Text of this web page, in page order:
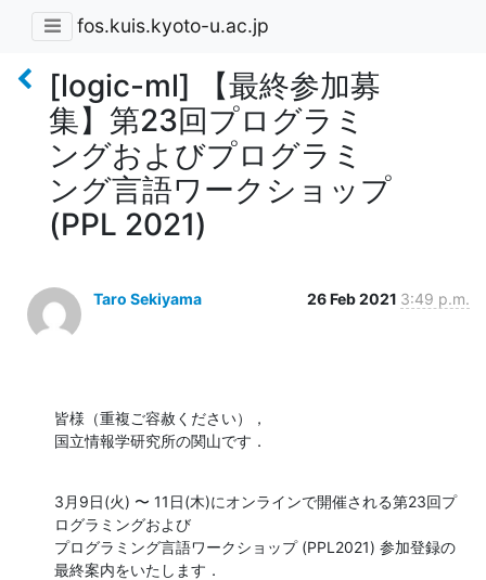
fos.kuis.kyoto-u.ac.jp
[logic-ml] 【最終参加募
集】第23回プログラミ
ングおよびプログラミ
ング言語ワークショップ
(PPL 2021)
Taro Sekiyama 26 Feb 2021 3:49 p.m.
皆様（重複ご容赦ください），
国立情報学研究所の関山です．
3月9日(火) 〜 11日(木)にオンラインで開催される第23回プ
ログラミングおよび
プログラミング言語ワークショップ (PPL2021) 参加登録の
最終案内をいたします．